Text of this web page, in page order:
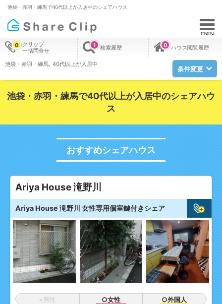
池袋・赤羽・練馬で40代以上が入居中のシェアハウス
menu
クリップ
一括問合せ
0 検索履歴
1 ハウス閲覧履歴
0
池袋・赤羽・練馬 40代以上が入居中
条件変更
池袋・赤羽・練馬で40代以上が入居中のシェアハウ
ス
おすすめシェアハウス
Ariya House 滝野川
Ariya House 滝野川 女性専用個室鍵付きシェア
×男性 ○女性 ○外国人